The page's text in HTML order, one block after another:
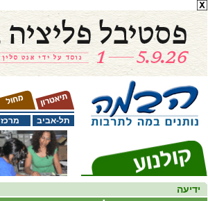
מרכז תל-אביב
ידיעה